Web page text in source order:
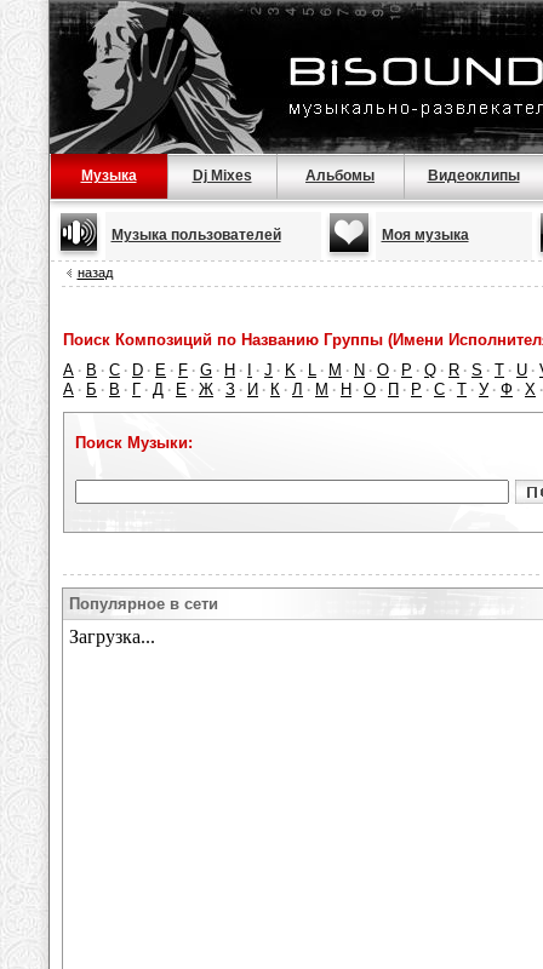
Музыка Dj Mixes Альбомы Видеоклипы
Музыка пользователей Моя музыка
назад
Поиск Композиций по Названию Группы (Имени
A · B · C · D · E · F · G · H · · J · K · L · M · N · O · P · Q · R · S · T · U ·
А · Б · В · Г · Д · Е · Ж · З · И · К · Л · М · Н · О · П · Р · С · Т · У · Ф · Х
Поиск Музыки:
Популярное в сети